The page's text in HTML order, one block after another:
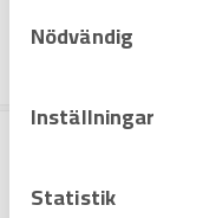
Nödvändig
Inställningar
Statistik